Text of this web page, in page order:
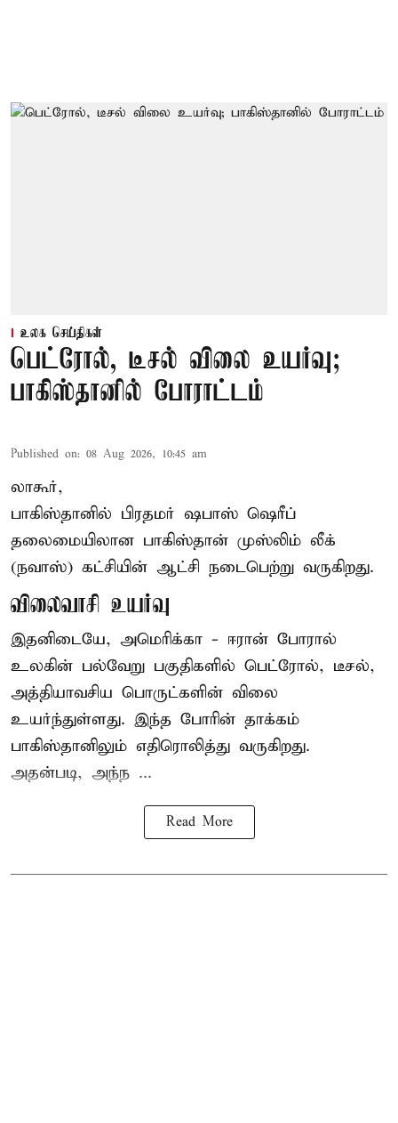
உலக செய்திகள்
பெட்ரோல், டீசல் விலை உயர்வு;
பாகிஸ்தானில் போராட்டம்
Published on: 08 Aug 2026, 10:45 am
லாகூர்,
பாகிஸ்தானில் பிரதமர் ஷபாஸ் ஷெரீப்
தலைமையிலான பாகிஸ்தான் முஸ்லிம் லீக்
(நவாஸ்) கட்சியின் ஆட்சி நடைபெற்று வருகிறது.
விலைவாசி உயர்வு
இதனிடையே, அமெரிக்கா - ஈரான் போரால்
உலகின் பல்வேறு பகுதிகளில் பெட்ரோல், டீசல்,
அத்தியாவசிய பொருட்களின் விலை
உயர்ந்துள்ளது. இந்த போரின் தாக்கம்
பாகிஸ்தானிலும் எதிரொலித்து வருகிறது.
அதன்படி, அந்ந ...
Read More